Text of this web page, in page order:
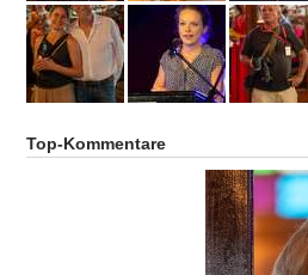
Top-Kommentare